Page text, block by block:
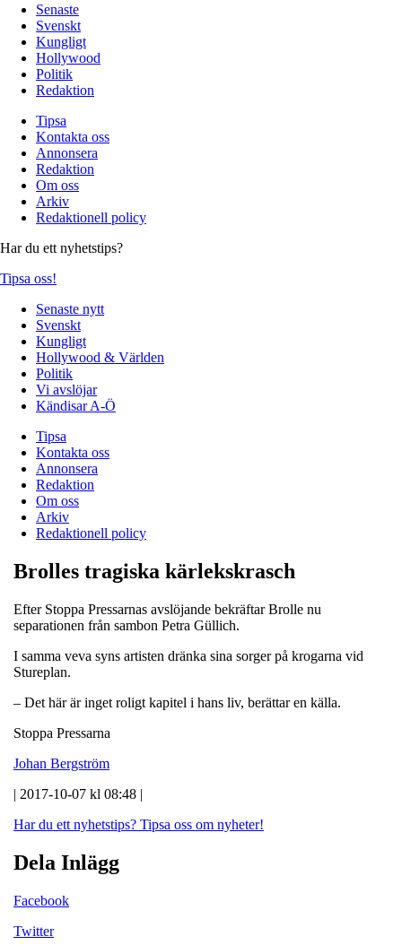
Senaste
Svenskt
Kungligt
Hollywood
Politik
Redaktion
Tipsa
Kontakta oss
Annonsera
Redaktion
Om oss
Arkiv
Redaktionell policy
Har du ett nyhetstips?
Tipsa oss!
Senaste nytt
Svenskt
Kungligt
Hollywood & Världen
Politik
Vi avslöjar
Kändisar A-Ö
Tipsa
Kontakta oss
Annonsera
Redaktion
Om oss
Arkiv
Redaktionell policy
Brolles tragiska kärlekskrasch
Efter Stoppa Pressarnas avslöjande bekräftar Brolle nu
separationen från sambon Petra Güllich.
I samma veva syns artisten dränka sina sorger på krogarna vid
Stureplan.
– Det här är inget roligt kapitel i hans liv, berättar en källa.
Stoppa Pressarna
Johan Bergström
| 2017-10-07 kl 08:48 |
Har du ett nyhetstips? Tipsa oss om nyheter!
Dela Inlägg
Facebook
Twitter